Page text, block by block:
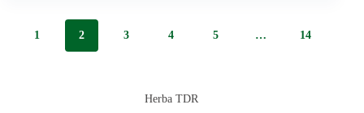
1 2 3 4 5 … 14
Herba TDR